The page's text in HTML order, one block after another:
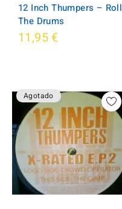
12 Inch Thumpers ‎– Roll
The Drums
11,95 €
Agotado